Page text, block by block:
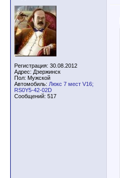
Регистрация: 30.08.2012
Адрес: Дзержинск
Пол: Мужской
Автомобиль: Люкс 7 мест V16;
RS0Y5-42-02D
Сообщений: 517